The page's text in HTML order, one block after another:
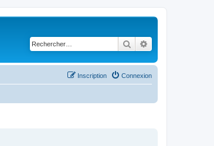
Rechercher
Connexion
Inscription